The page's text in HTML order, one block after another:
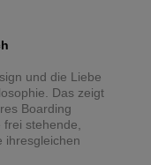
und die Liebe
Das zeigt
Boarding
frei stehende,
ihresgleichen